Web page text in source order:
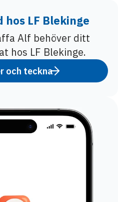
hos LF Blekinge
Alf behöver ditt
hos LF Blekinge.
och teckna